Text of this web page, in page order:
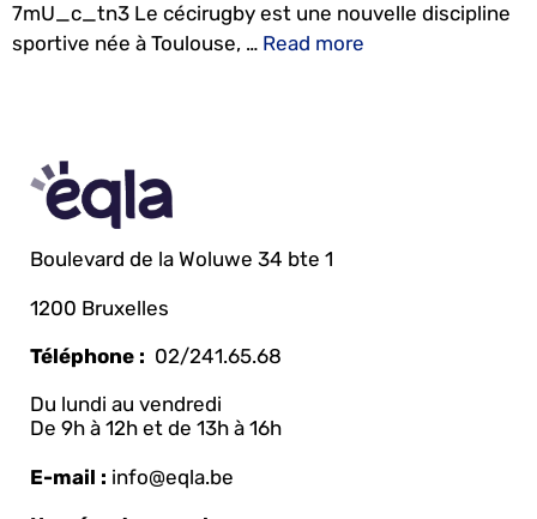
7mU_c_tn3 Le cécirugby est une nouvelle discipline
sportive née à Toulouse, … Read more
Boulevard de la Woluwe 34 bte 1
1200 Bruxelles
Téléphone : 02/241.65.68
Du lundi au vendredi
De 9h à 12h et de 13h à 16h
E-mail : info@eqla.be